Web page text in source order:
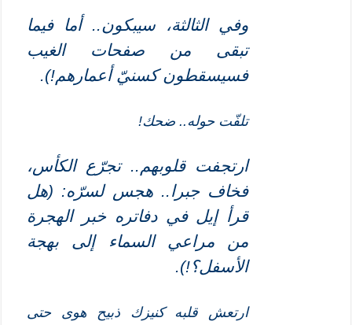
وفي الثالثة، سيبكون.. أما فيما
تبقى من صفحات الغيب
فسيسقطون كسنيّ أعمارهم!).
تلفّت حوله.. ضحك!
ارتجفت قلوبهم.. تجرّع الكأس،
فخاف جبرا.. هجس لسرّه: (هل
قرأ إيل في دفاتره خبر الهجرة
من مراعي السماء إلى بهجة
الأسفل؟!).
ارتعش قلبه كنيزك ذبيح هوى حتى